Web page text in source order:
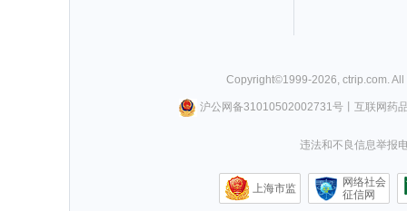
Copyright©1999-2026, ctrip.com.
沪公网备31010502002731号丨 互联网药
违法和不良信息举报
上海市监
网络社会
征信网